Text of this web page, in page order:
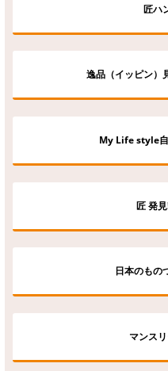
匠ハ
逸品（イッピン）
My Life style
匠 発
日本のもの
マンス